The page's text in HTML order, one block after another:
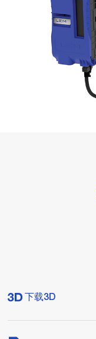
下载3D